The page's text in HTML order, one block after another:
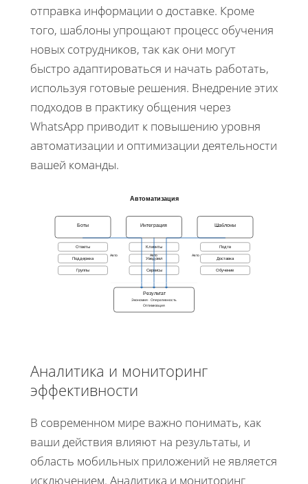
отправка информации о доставке. Кроме
того, шаблоны упрощают процесс обучения
новых сотрудников, так как они могут
быстро адаптироваться и начать работать,
используя готовые решения. Внедрение этих
подходов в практику общения через
WhatsApp приводит к повышению уровня
автоматизации и оптимизации деятельности
вашей команды.
Автоматизация
Боты Интеграция Шаблоны
Ответы
Поддержка
Группы
Клиенты
Уведомл
Сервисы
Подтв
Доставка
Обучение
Результат
Экономия · Оперативность
Оптимизация
Авто Авто Авто
Аналитика и мониторинг
эффективности
В современном мире важно понимать, как
ваши действия влияют на результаты, и
область мобильных приложений не является
исключением. Аналитика и мониторинг